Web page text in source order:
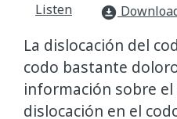
Listen
download_for_offline
La dislocación del
codo bastante
información sobre
dislocación en el